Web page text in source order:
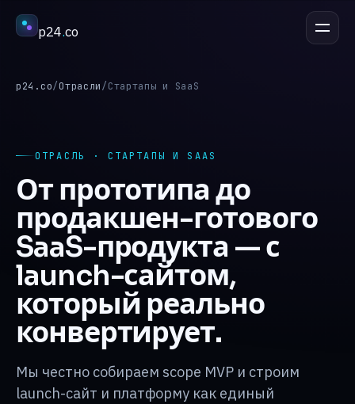
p24.co
ОБСУДИТЬ ПРОЕКТ
↳ Отрасли
↳ Процесс
↳ Кейсы
↳ База знаний
p24.co/Отрасли/Стартапы и SaaS
ОТРАСЛЬ · СТАРТАПЫ И SAAS
От прототипа до
продакшен-готового
SaaS-продукта — с
launch-сайтом,
который реально
конвертирует.
Мы честно собираем scope MVP и строим
launch-сайт и платформу как единый